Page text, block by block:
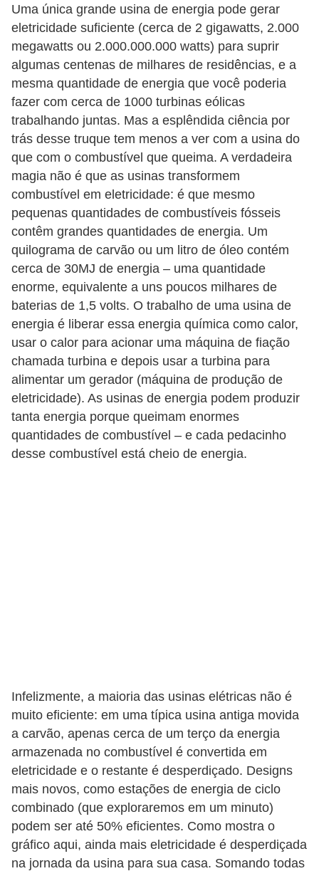
Uma única grande usina de energia pode gerar
eletricidade suficiente (cerca de 2 gigawatts, 2.000
megawatts ou 2.000.000.000 watts) para suprir
algumas centenas de milhares de residências, e a
mesma quantidade de energia que você poderia
fazer com cerca de 1000 turbinas eólicas
trabalhando juntas. Mas a esplêndida ciência por
trás desse truque tem menos a ver com a usina do
que com o combustível que queima. A verdadeira
magia não é que as usinas transformem
combustível em eletricidade: é que mesmo
pequenas quantidades de combustíveis fósseis
contêm grandes quantidades de energia. Um
quilograma de carvão ou um litro de óleo contém
cerca de 30MJ de energia – uma quantidade
enorme, equivalente a uns poucos milhares de
baterias de 1,5 volts. O trabalho de uma usina de
energia é liberar essa energia química como calor,
usar o calor para acionar uma máquina de fiação
chamada turbina e depois usar a turbina para
alimentar um gerador (máquina de produção de
eletricidade). As usinas de energia podem produzir
tanta energia porque queimam enormes
quantidades de combustível – e cada pedacinho
desse combustível está cheio de energia.
Infelizmente, a maioria das usinas elétricas não é
muito eficiente: em uma típica usina antiga movida
a carvão, apenas cerca de um terço da energia
armazenada no combustível é convertida em
eletricidade e o restante é desperdiçado. Designs
mais novos, como estações de energia de ciclo
combinado (que exploraremos em um minuto)
podem ser até 50% eficientes. Como mostra o
gráfico aqui, ainda mais eletricidade é desperdiçada
na jornada da usina para sua casa. Somando todas
o
r
t
u
g
u
ê
s
e
l
i
t
r
a
t
u
r
a
D
i
c
u
r
s
o
s
D
i